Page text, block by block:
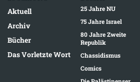
Aktuell
Archiv
Bücher
Das Vorletzte Wort
25 Jahre NU
75 Jahre Israel
80 Jahre Zweite
Republik
Chassidismus
Comics